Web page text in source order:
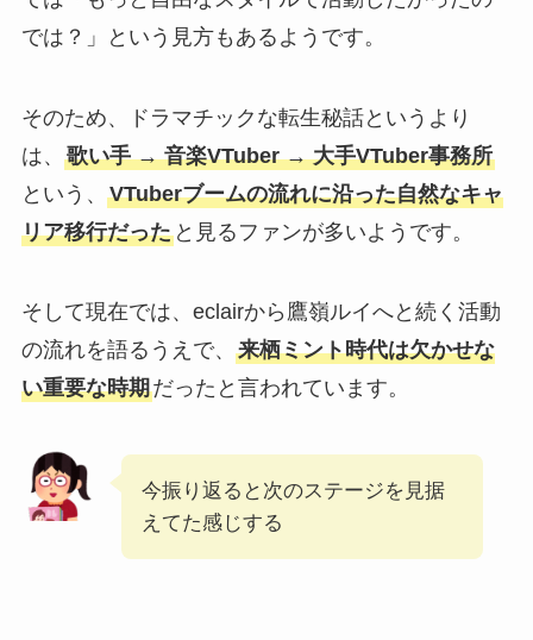
では？」という見方もあるようです。
そのため、ドラマチックな転生秘話というより
は、 歌い手 → 音楽VTuber → 大手VTuber事務所
という、 VTuberブームの流れに沿った自然なキャ
リア移行だったと見るファンが多いようです。
そして現在では、eclairから鷹嶺ルイへと続く活動
の流れを語るうえで、 来栖ミント時代は欠かせな
い重要な時期だったと言われています。
今振り返ると次のステージを見据
えてた感じする